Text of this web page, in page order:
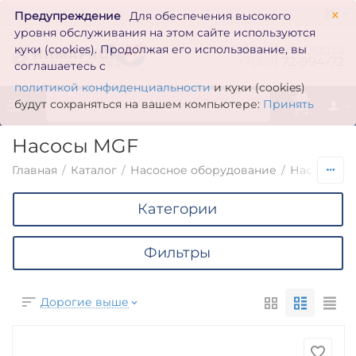
×
Предупреждение
Для обеспечения высокого
уровня обслуживания на этом сайте используются
куки (cookies). Продолжая его использование, вы
соглашаетесь с
политикой конфиденциальности и куки (cookies)
будут сохраняться на вашем компьютере: Принять
zakaz@inmarkon.ru
0
Насосы MGF
Главная / Каталог / Насосное оборудование / Насосы по
Категории
Фильтры
Дорогие выше